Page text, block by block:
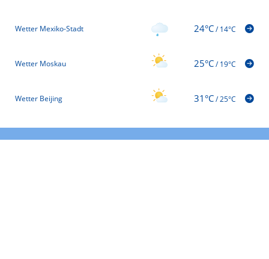
Wetter Mexiko-Stadt 24°C/14°C
Wetter Moskau 25°C/19°C
Wetter Beijing 31°C/25°C